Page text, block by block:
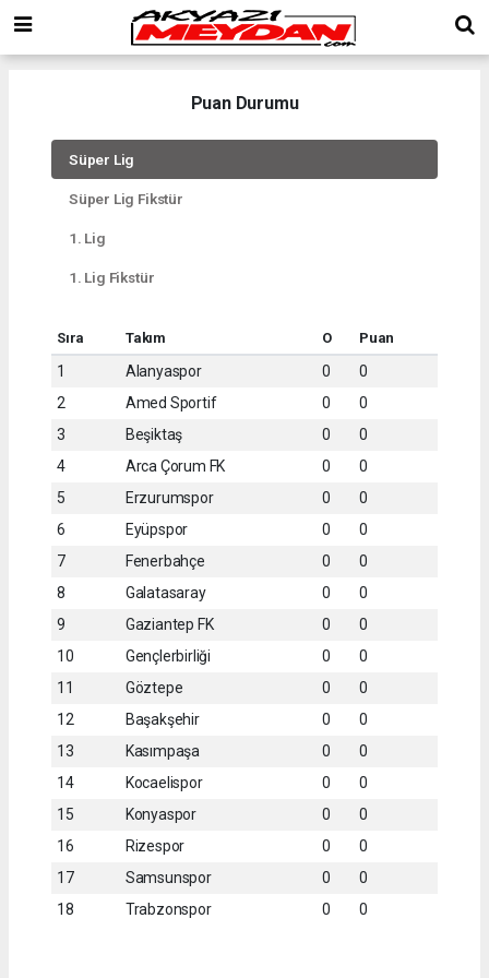
Puan Durumu
Süper Lig
Süper Lig Fikstür
1. Lig
1. Lig Fikstür
Sıra Takım O Puan
1 Alanyaspor 0
0
2
Amed Sportif 0
0
3
Beşiktaş 0
0
4
Arca Çorum FK 0
0
5
Erzurumspor 0
0
6
Eyüpspor 0
0
7
Fenerbahçe 0
0
8
Galatasaray 0
0
9
Gaziantep FK 0
0
10
Gençlerbirliği 0
0
11
Göztepe 0
0
12
Başakşehir 0
0
13
Kasımpaşa 0
0
14
Kocaelispor 0
0
15
Konyaspor 0
0
16
Rizespor 0
0
17
Samsunspor 0
0
18
Trabzonspor 0 0